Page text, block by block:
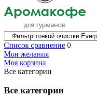
Список сравнение 0
Мои желания
Моя корзина
Все категории
Все категории